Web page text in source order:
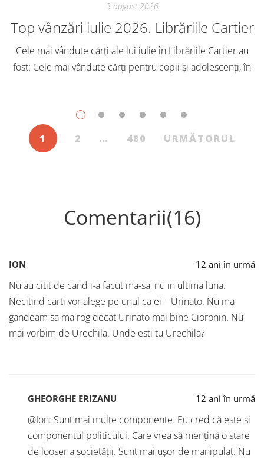
3 august 2026
Top vânzări iulie 2026. Librăriile Cartier
Cele mai vândute cărți ale lui iulie în Librăriile Cartier au
fost: Cele mai vândute cărți pentru copii și adolescenți, în
1 2 … 480 URMĂTORUL
Comentarii(16)
ION 12 ani în urmă
Nu au citit de cand i-a facut ma-sa, nu in ultima luna.
Necitind carti vor alege pe unul ca ei – Urinato. Nu ma
gandeam sa ma rog decat Urinato mai bine Cioronin. Nu
mai vorbim de Urechila. Unde esti tu Urechila?
GHEORGHE ERIZANU 12 ani în urmă
@Ion: Sunt mai multe componente. Eu cred că este și
componentul politicului. Care vrea să mențină o stare
de looser a societății. Sunt mai ușor de manipulat. Nu